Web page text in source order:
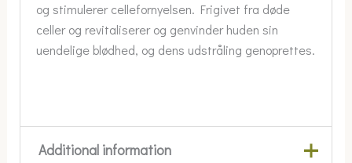
og stimulerer cellefornyelsen. Frigivet fra døde
celler og revitaliserer og genvinder huden sin
uendelige blødhed, og dens udstråling genoprettes.
Additional information